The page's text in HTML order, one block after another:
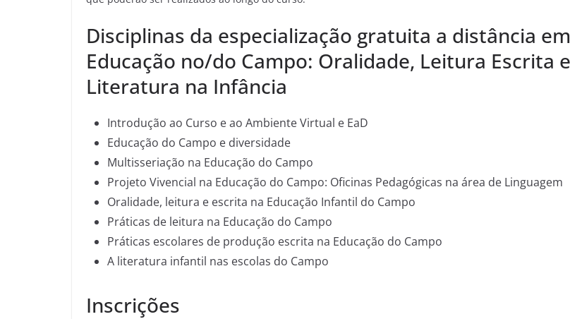
Disciplinas da especialização gratuita a distância em
Educação no/do Campo: Oralidade, Leitura Escrita e
Literatura na Infância
Introdução ao Curso e ao Ambiente Virtual e EaD
Educação do Campo e diversidade
Multisseriação na Educação do Campo
Projeto Vivencial na Educação do Campo: Oficinas Pedagógicas na área de Linguagem
Oralidade, leitura e escrita na Educação Infantil do Campo
Práticas de leitura na Educação do Campo
Práticas escolares de produção escrita na Educação do Campo
A literatura infantil nas escolas do Campo
Inscrições